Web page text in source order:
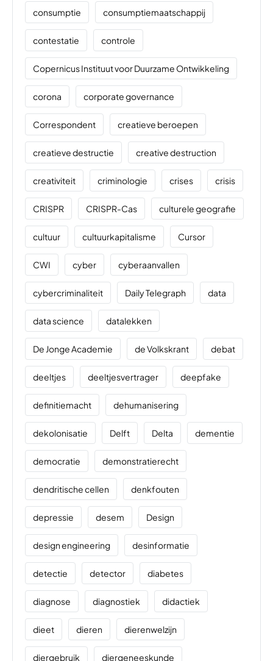
consumptie consumptiemaatschappij
contestatie controle
Copernicus Instituut voor Duurzame Ontwikkeling
corona corporate governance
Correspondent creatieve beroepen
creatieve destructie creative destruction
creativiteit criminologie crises crisis
CRISPR CRISPR-Cas culturele geografie
cultuur cultuurkapitalisme Cursor
CWI cyber cyberaanvallen
cybercriminaliteit Daily Telegraph data
data science datalekken
De Jonge Academie de Volkskrant debat
deeltjes deeltjesvertrager deepfake
definitiemacht dehumanisering
dekolonisatie Delft Delta dementie
democratie demonstratierecht
dendritische cellen denkfouten
depressie desem Design
design engineering desinformatie
detectie detector diabetes
diagnose diagnostiek didactiek
dieet dieren dierenwelzijn
diergebruik diergeneeskunde